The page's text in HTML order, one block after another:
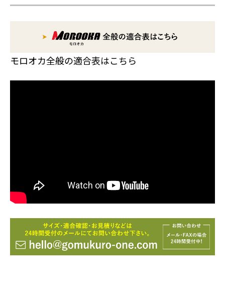
モロオカ全般の適合表はこちら